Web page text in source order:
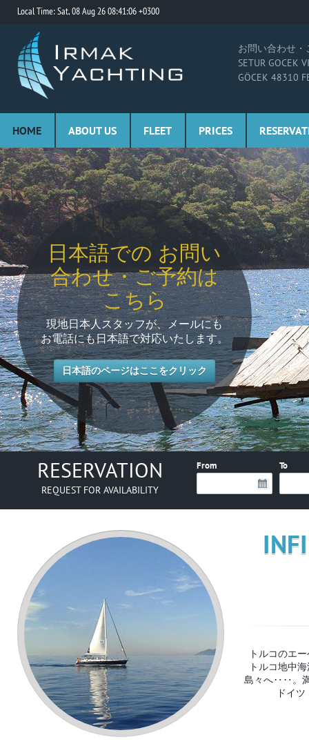
Local Time: Sat, 08 Aug 26 08:41:06 +0300
お問い合わせ・
SETUR GOCEK
GÖCEK 48310
HOME ABOUT US FLEET PRICES
日本語での お問い
合わせ・ご予約は
こちら
現地日本人スタッフが、メールにも
お電話にも日本語で対応いたします。
日本語のページはここをクリック
日本語での お問い
合わせ・ご予約は
こちら
現地日本人スタッフが、メールにも
お電話にも日本語で対応いたします。
日本語のページはここをクリック
日本語での お問い
合わせ・ご予約は
こちら
現地日本人スタッフが、メールにも
お電話にも日本語で対応いたします。
日本語のページはここをクリック
日本語での お問い
合わせ・ご予約は
こちら
現地日本人スタッフが、メールにも
お電話にも日本語で対応いたします。
日本語のページはここをクリック
日本語での お問い
合わせ・ご予約は
こちら
現地日本人スタッフが、メールにも
お電話にも日本語で対応いたします。
日本語のページはここをクリック
RESERVATION
REQUEST FOR AVAILABILITY
From To
トルコのエ
トルコ地中
島々へ‥‥。
ドイ